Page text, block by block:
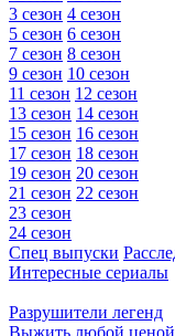
3 сезон 4 сезон
5 сезон 6 сезон
7 сезон 8 сезон
9 сезон 10 сезон
11 сезон 12 сезон
13 сезон 14 сезон
15 сезон 16 сезон
17 сезон 18 сезон
19 сезон 20 сезон
21 сезон 22 сезон
23 сезон
24 сезон
Спец выпуски
Интересные сериалы
Разрушители легенд
Выжить любой ценой